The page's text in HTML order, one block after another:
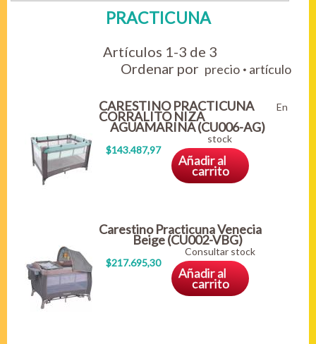
PRACTICUNA
Artículos 1-3 de 3
Ordenar por precio · artículo
CARESTINO PRACTICUNA
CORRALITO NIZA
AGUAMARINA (CU006-AG)
$143.487,97
En
stock
Añadir al
carrito
Carestino Practicuna Venecia
Beige (CU002-VBG)
$217.695,30
Consultar stock
Añadir al
carrito